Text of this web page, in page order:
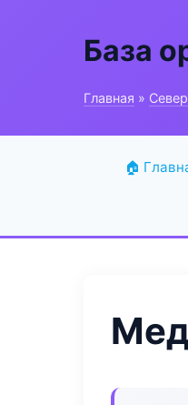
База
Главная »
🏠